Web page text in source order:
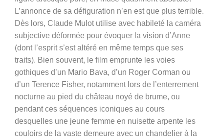
L’annonce de sa défiguration n’en est que plus terrible.
Dès lors, Claude Mulot utilise avec habileté la caméra
subjective déformée pour évoquer la vision d’Anne
(dont l’esprit s’est altéré en même temps que ses
traits). Bien souvent, le film emprunte les voies
gothiques d’un Mario Bava, d’un Roger Corman ou
d’un Terence Fisher, notamment lors de l’enterrement
nocturne au pied du château noyé de brume, ou
pendant ces séquences iconiques au cours
desquelles une jeune femme en nuisette arpente les
couloirs de la vaste demeure avec un chandelier à la